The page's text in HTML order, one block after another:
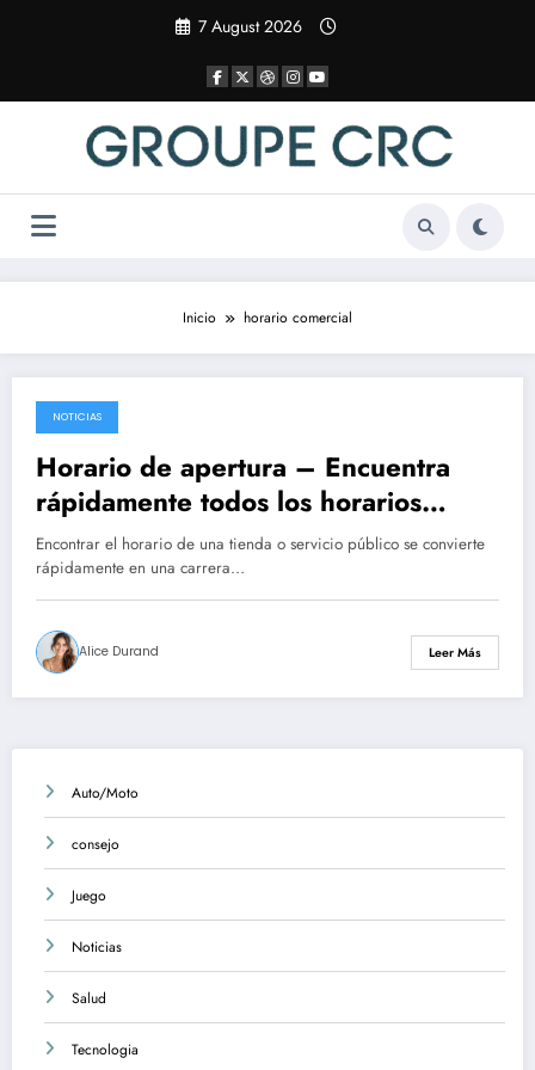
7 August 2026
Inicio horario comercial
14 January 2026
NOTICIAS
Horario de apertura – Encuentra
rápidamente todos los horarios
oficiales de apertura
Encontrar el horario de una tienda o servicio público se convierte
rápidamente en una carrera…
Alice Durand Leer Más
Auto/Moto
consejo
Juego
Noticias
Salud
Tecnologia